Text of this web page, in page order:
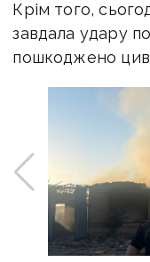
Крім того,
завдала удару по
пошкоджено